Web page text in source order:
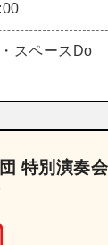
スペースDo
特別演奏